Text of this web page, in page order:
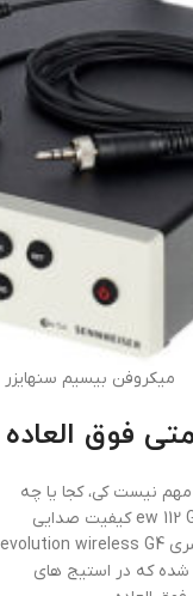
میکروفن بیسیم سنهایزر Sennheiser EW 100 G4-ME2
فوق العاده
نیست کی، کجا یا چه
چیزی را قرار است اجرا کنید، میکروفون بی سیم ew 112 G4 کیفیت صدایی
حرفه ای را به شما ارائه خواهد داد. در محصولات سری evolution wireless G4
شده که در استیج های